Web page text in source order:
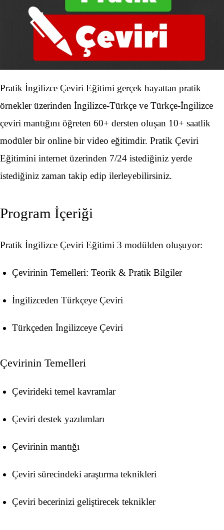
Pratik İngilizce Çeviri Eğitimi gerçek hayattan pratik
örnekler üzerinden İngilizce-Türkçe ve Türkçe-İngilizce
çeviri mantığını öğreten 60+ dersten oluşan 10+ saatlik
modüler bir online bir video eğitimdir. Pratik Çeviri
Eğitimini internet üzerinden 7/24 istediğiniz yerde
istediğiniz zaman takip edip ilerleyebilirsiniz.
Program İçeriği
Pratik İngilizce Çeviri Eğitimi 3 modülden oluşuyor:
Çevirinin Temelleri: Teorik & Pratik Bilgiler
İngilizceden Türkçeye Çeviri
Türkçeden İngilizceye Çeviri
Çevirinin Temelleri
Çevirideki temel kavramlar
Çeviri destek yazılımları
Çevirinin mantığı
Çeviri sürecindeki araştırma teknikleri
Çeviri becerinizi geliştirecek teknikler